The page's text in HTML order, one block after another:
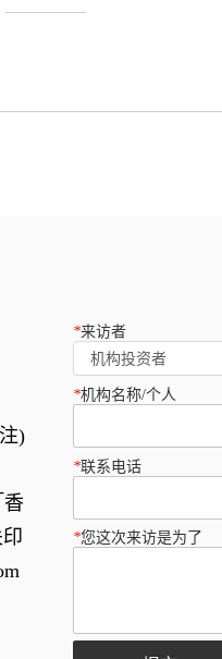
)
香
*来访者
机构投资者
*机构名称/个人
*联系电话
*您这次来访是为了